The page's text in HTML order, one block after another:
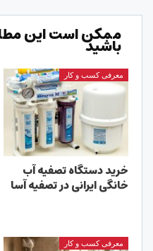
ممکن است این
باشید
معرفی کسب و کار
خرید دستگاه تصفیه آب
خانگی ایرانی در تصفیه آسا
معرفی کسب و کار